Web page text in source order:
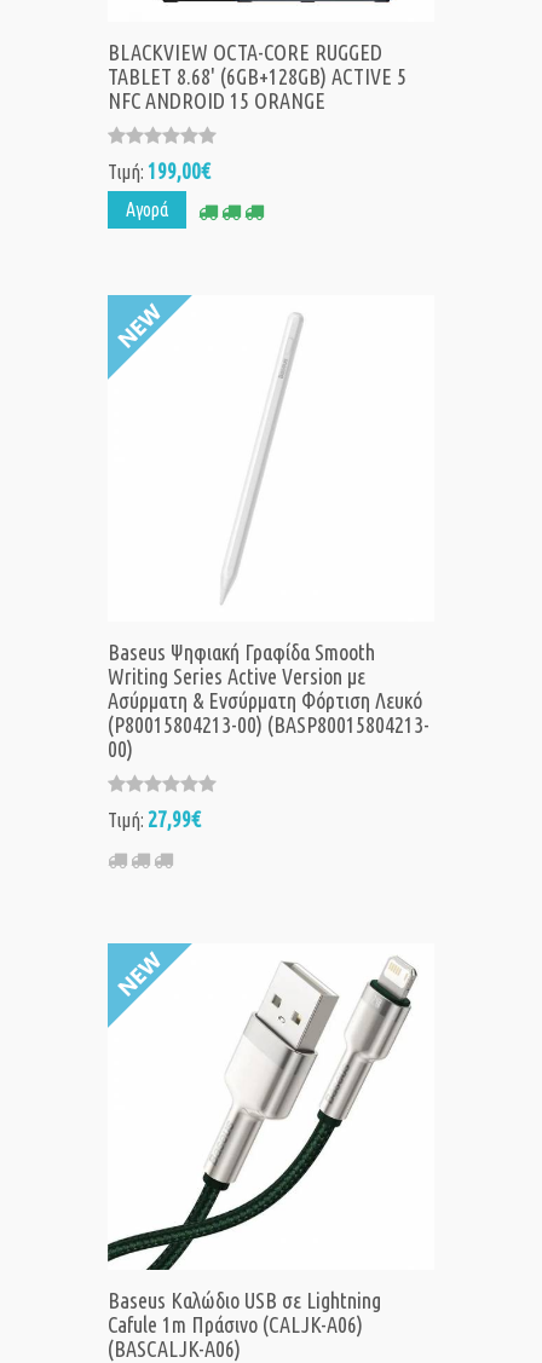
BLACKVIEW OCTA-CORE RUGGED
TABLET 8.68' (6GB+128GB) ACTIVE 5
NFC ANDROID 15 ORANGE
Τιμή: 199,00€
Αγορά
Baseus Ψηφιακή Γραφίδα Smooth
Writing Series Active Version με
Ασύρματη & Ενσύρματη Φόρτιση Λευκό
(P80015804213-00) (BASP80015804213-
00)
Τιμή: 27,99€
Baseus Καλώδιο USB σε Lightning
Cafule 1m Πράσινο (CALJK-A06)
(BASCALJK-A06)